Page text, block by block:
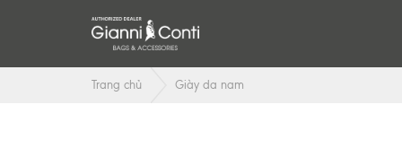
Trang chủ Giày da nam